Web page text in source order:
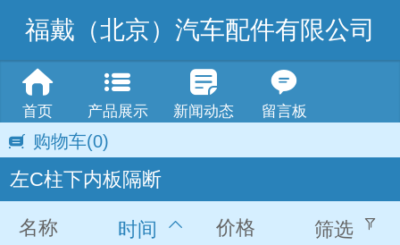
福戴（北京）汽车配件有限公司
首页 产品展示 新闻动态 留言板
购物车(0)
左C柱下内板隔断
名称 时间 价格 筛选